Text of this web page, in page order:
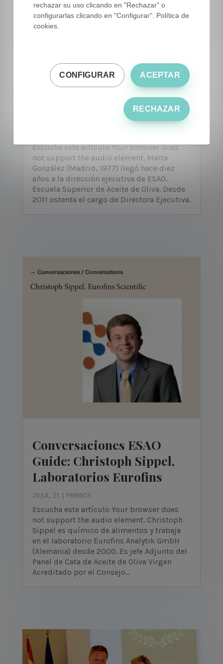
Conversaciones ESAO
Guide: Marta González,
Directora Ejecutiva de
Escucha este artículo Your browser does
not support the audio element. Marta
González (Madrid, 1977) llegó hace diez
años a la dirección ejecutiva de ESAO,
Escuela Superior de Aceite de Oliva. Desde
2011 ostenta el cargo de Directora Ejecutiva.
Conversaciones ESAO
Guide: Christoph Sippel,
Laboratorios Eurofins
20 JUL, 21 | PREMIOS
Escucha este artículo Your browser does
not support the audio element. Christoph
Sippel es químico de alimentos y trabaja
en el laboratorio Eurofins Analytik GmbH
(Alemania) desde 2000. Es jefe Adjunto del
Panel de Cata de Aceite de Oliva Virgen
Acreditado por el Consejo...
rechazar su uso clicando en "Rechazar" o
configurarlas clicando en "Configurar". Política de
cookies.
ACEPTAR
CONFIGURAR
RECHAZAR